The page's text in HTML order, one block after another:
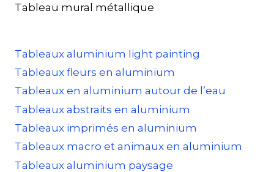
Tableau mural métallique
Tableaux aluminium light painting
Tableaux fleurs en aluminium
Tableaux en aluminium autour de l’eau
Tableaux abstraits en aluminium
Tableaux imprimés en aluminium
Tableaux macro et animaux en aluminium
Tableaux aluminium paysage